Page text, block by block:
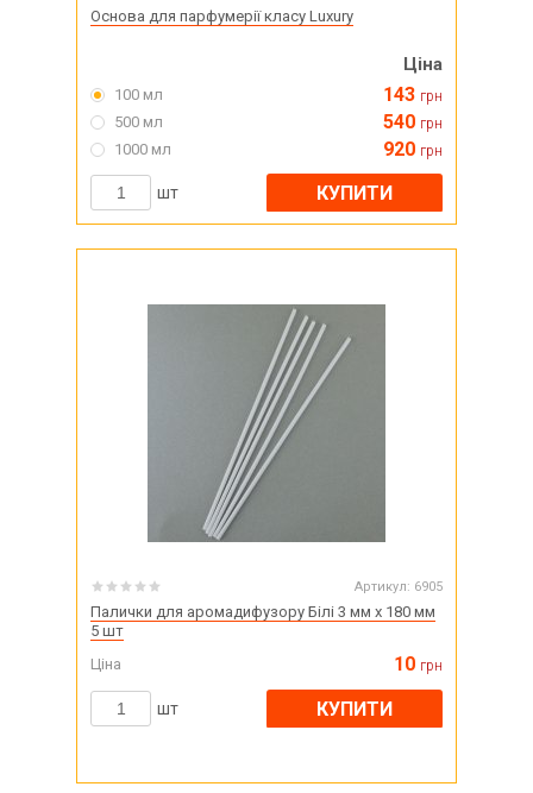
Основа для парфумерії класу Luxury
Ціна
100 мл 143 грн
500 мл 540 грн
1000 мл 920 грн
шт КУПИТИ
Артикул: 6905
Палички для аромадифузору Білі 3 мм х 180 мм
5 шт
Ціна
10 грн
шт КУПИТИ